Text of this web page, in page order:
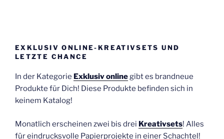
EXKLUSIV ONLINE-KREATIVSETS UND
LETZTE CHANCE
In der Kategorie Exklusiv onlinegibt es brandneue
Produkte für Dich! Diese Produkte befinden sich in
keinem Katalog!
Monatlich erscheinen zwei bis drei Kreativsets! Alles
für eindrucksvolle Papierprojekte in einer Schachtel!